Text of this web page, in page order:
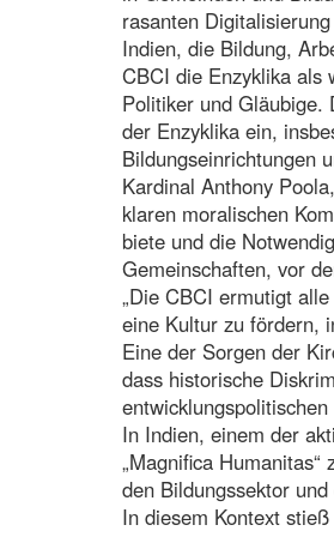
rasanten
Indien, die Bildung,
CBCI die Enzyklika als
Politiker und Gläubige.
der Enzyklika ein,
Bildungseinrichtungen
Kardinal Anthony
klaren moralischen
biete und die
Gemeinschaften, vor
„Die CBCI ermutigt
eine Kultur zu fördern,
Eine der Sorgen der
dass historische
In Indien, einem der
„Magnifica
den Bildungssektor
In diesem Kontext